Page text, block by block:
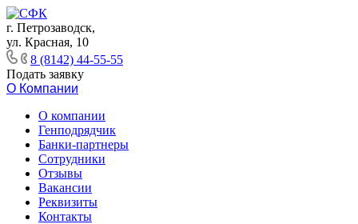
г. Петрозаводск,
ул. Красная, 10
8 (8142) 44-55-55
Подать заявку
О Компании
О компании
Генподрядчик
Банки-партнеры
Сотрудники
Отзывы
Вакансии
Реквизиты
Контакты